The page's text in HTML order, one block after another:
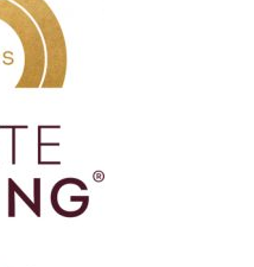
Private Cooking
Mallorca